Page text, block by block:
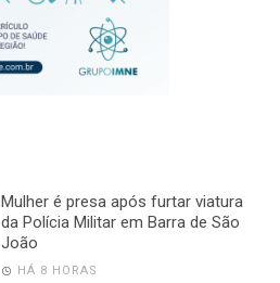
Mulher é presa após furtar viatura
da Polícia Militar em Barra de São
João
HÁ 8 HORAS